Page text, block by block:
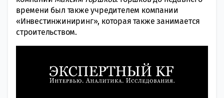
времени был также учредителем компании
«Инвестинжиниринг», которая также занимается
строительством.